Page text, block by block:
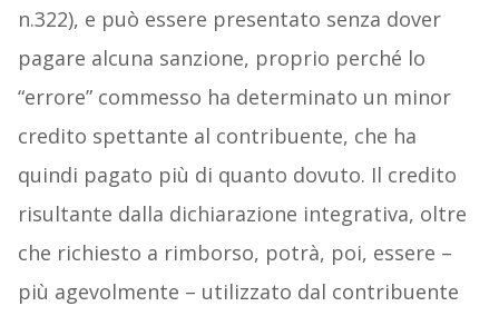
n.322), e può essere presentato senza dover
pagare alcuna sanzione, proprio perché lo
“errore” commesso ha determinato un minor
credito spettante al contribuente, che ha
quindi pagato più di quanto dovuto. Il credito
risultante dalla dichiarazione integrativa, oltre
che richiesto a rimborso, potrà, poi, essere –
più agevolmente – utilizzato dal contribuente